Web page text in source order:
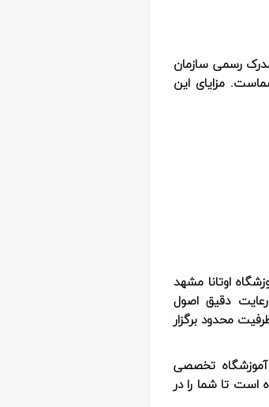
رسمی سازمان
مزایای این
اوتانا مشهد
دقیق اصول
محدود برگزار
آموزشگاه تخصصی
است تا شما را در